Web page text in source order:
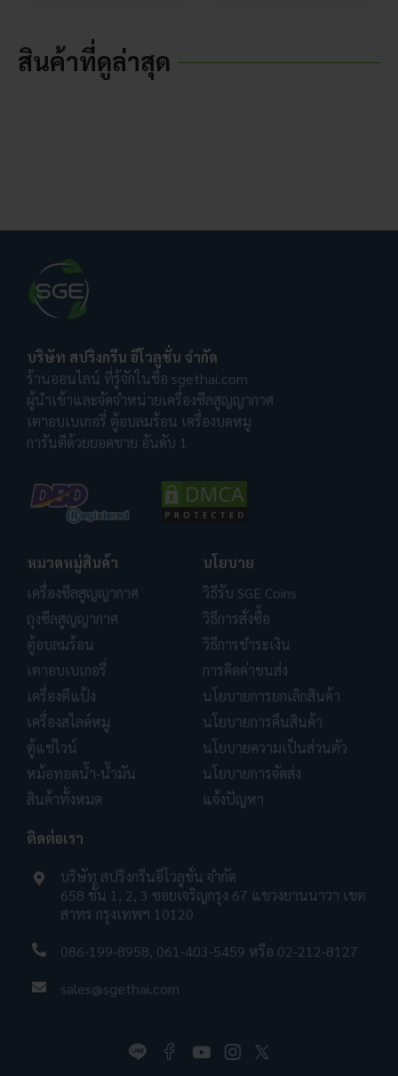
สินค้าที่ดูล่าสุด
บริษัท สปริงกรีน อีโวลูชั่น จำกัด
ร้านออนไลน์ ที่รู้จักในชื่อ sgethai.com
ผู้นำเข้าและจัดจำหน่ายเครื่องซีลสูญญากาศ
เตาอบเบเกอรี่ ตู้อบลมร้อน เครื่องบดหมู
การันตีด้วยยอดขาย อันดับ 1
หมวดหมู่สินค้า
เครื่องซีลสูญญากาศ
ถุงซีลสูญญากาศ
ตู้อบลมร้อน
เตาอบเบเกอรี่
เครื่องตีแป้ง
เครื่องสไลด์หมู
ตู้แช่ไวน์
หม้อทอดน้ำ-น้ำมัน
สินค้าทั้งหมด
นโยบาย
วิธีรับ SGE Coins
วิธีการสั่งซื้อ
วิธีการชำระเงิน
การคิดค่าขนส่ง
นโยบายการยกเลิกสินค้า
นโยบายการคืนสินค้า
นโยบายความเป็นส่วนตัว
นโยบายการจัดส่ง
แจ้งปัญหา
ติดต่อเรา
บริษัท สปริงกรีนอีโวลูชั่น จำกัด
658 ชั้น 1, 2, 3 ซอยเจริญกรุง 67 แขวงยานนาวา เขต
สาทร กรุงเทพฯ 10120
086-199-8958, 061-403-5459 หรือ 02-212-8127
sales@sgethai.com